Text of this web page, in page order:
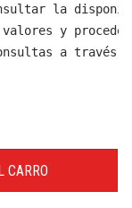
consultar la
y
a través